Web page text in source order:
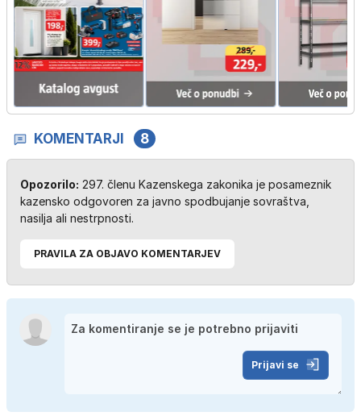
KOMENTARJI 8
Opozorilo: 297. členu Kazenskega zakonika je posameznik
kazensko odgovoren za javno spodbujanje sovraštva,
nasilja ali nestrpnosti.
PRAVILA ZA OBJAVO KOMENTARJEV
Prijavi se